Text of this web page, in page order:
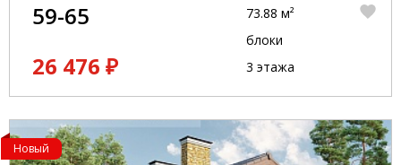
59-65
26 476 ₽
73.88 м²
блоки
3 этажа
Новый